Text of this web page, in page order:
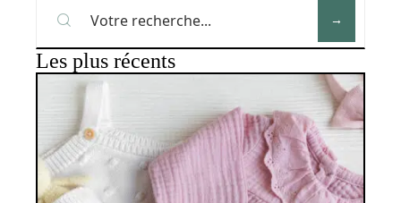
Les plus récents